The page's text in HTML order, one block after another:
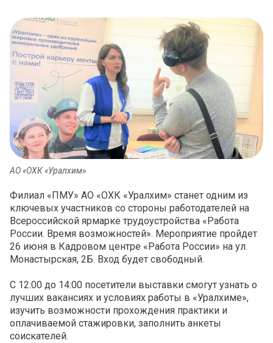
АО «ОХК «Уралхим»
Филиал «ПМУ» АО «ОХК «Уралхим» станет одним из
ключевых участников со стороны работодателей на
Всероссийской ярмарке трудоустройства «Работа
России. Время возможностей». Мероприятие пройдет
26 июня в Кадровом центре «Работа России» на ул.
Монастырская, 2Б. Вход будет свободный.
С 12:00 до 14:00 посетители выставки смогут узнать о
лучших вакансиях и условиях работы в «Уралхиме»,
изучить возможности прохождения практики и
оплачиваемой стажировки, заполнить анкеты
соискателей.